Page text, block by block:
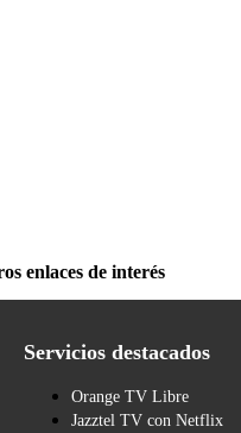
enlaces de interés
Servicios destacados
Orange TV Libre
Jazztel TV con Netflix